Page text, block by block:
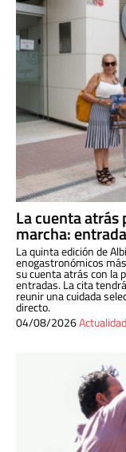
La cuenta atrás
marcha:
La quinta edición de
enogastronómicos
su cuenta atrás con la
entradas. La cita
reunir una cuidada
directo.
04/08/2026Actualidad